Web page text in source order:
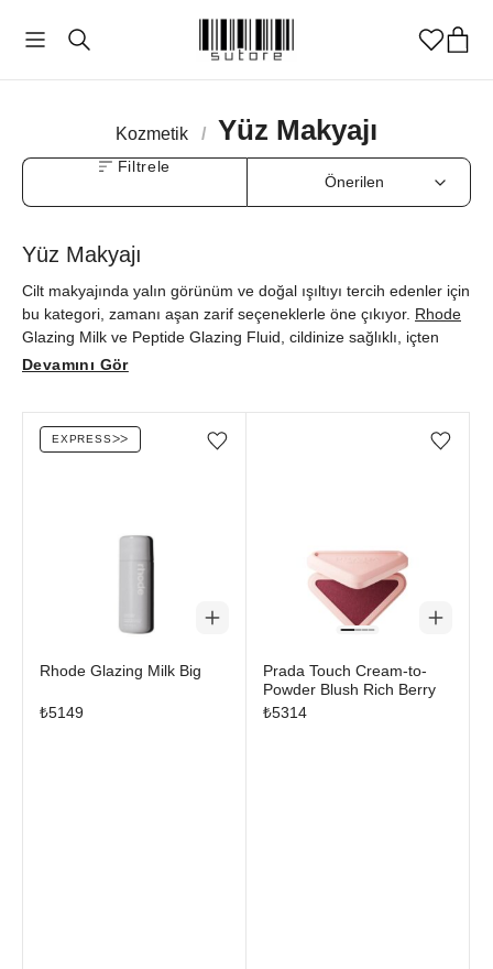
Kozmetik / Yüz Makyajı
Filtrele
Yüz Makyajı
Cilt makyajında yalın görünüm ve doğal ışıltıyı tercih edenler için
bu kategori, zamanı aşan zarif seçeneklerle öne çıkıyor. Rhode
Glazing Milk ve Peptide Glazing Fluid, cildinize sağlıklı, içten
gelen bir parlaklık katarken,
belirginleştirerek doğal bir boyut kazandırıyor.
fırçalarıyla kusursuz, kontrollü ve pürüzsüz bir uygulama
Devamını Gör
Favorilere ekle/çıkar
EXPRESSᐳᐳ
Rhode Glazing Milk Big
₺5149
Favorilere ekle/çıkar
Prada Touch Cream-to-
Powder Blush Rich Berry
₺5314